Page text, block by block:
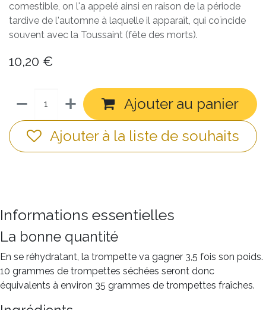
comestible, on l'a appelé ainsi en raison de la période
tardive de l'automne à laquelle il apparaît, qui coïncide
souvent avec la Toussaint (fête des morts).
10,20 €
Ajouter au panier
Ajouter à la liste de souhaits
Informations essentielles
La bonne quantité
En se réhydratant, la trompette va gagner 3,5 fois son poids.
10 grammes de trompettes séchées seront donc
équivalents à environ 35 grammes de trompettes fraîches.